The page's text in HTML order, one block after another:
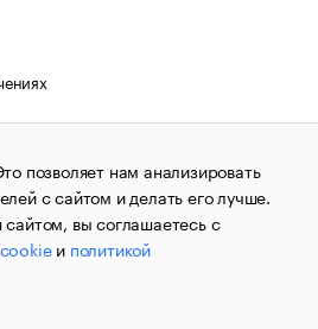
О соблюдении авторских прав
1995–2026.Сообщения
агентства «РБК»
службой по надзору в сфере
и массовых
09.12.2015 за номером ИА
пометкой «РБК». Отдельные
информацию,
позволяет нам анализировать
с сайтом и делать его лучше.
вы соглашаетесь с
и политикой